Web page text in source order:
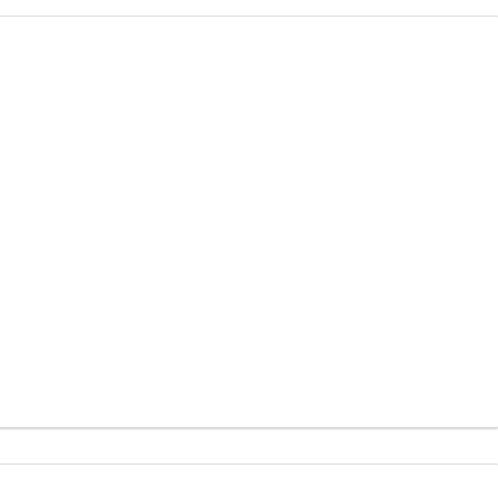
ainsi un espace de vie confortable pour toute la famille.
au RSAC de FOIX sous le numéro 813 270 295